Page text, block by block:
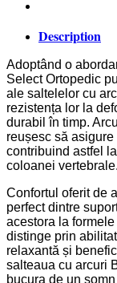
Description
Adoptând o
Select Ortopedic
ale saltelelor cu
rezistența lor la
durabil în timp.
reușesc să
contribuind astfel
coloanei vertebrale.
Confortul oferit de
perfect dintre
acestora la
distinge prin
relaxantă și
salteaua cu arcuri
bucura de un